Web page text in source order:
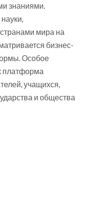
знаниями.
мира на
бизнес-
Особое
платформа
учащихся,
и общества